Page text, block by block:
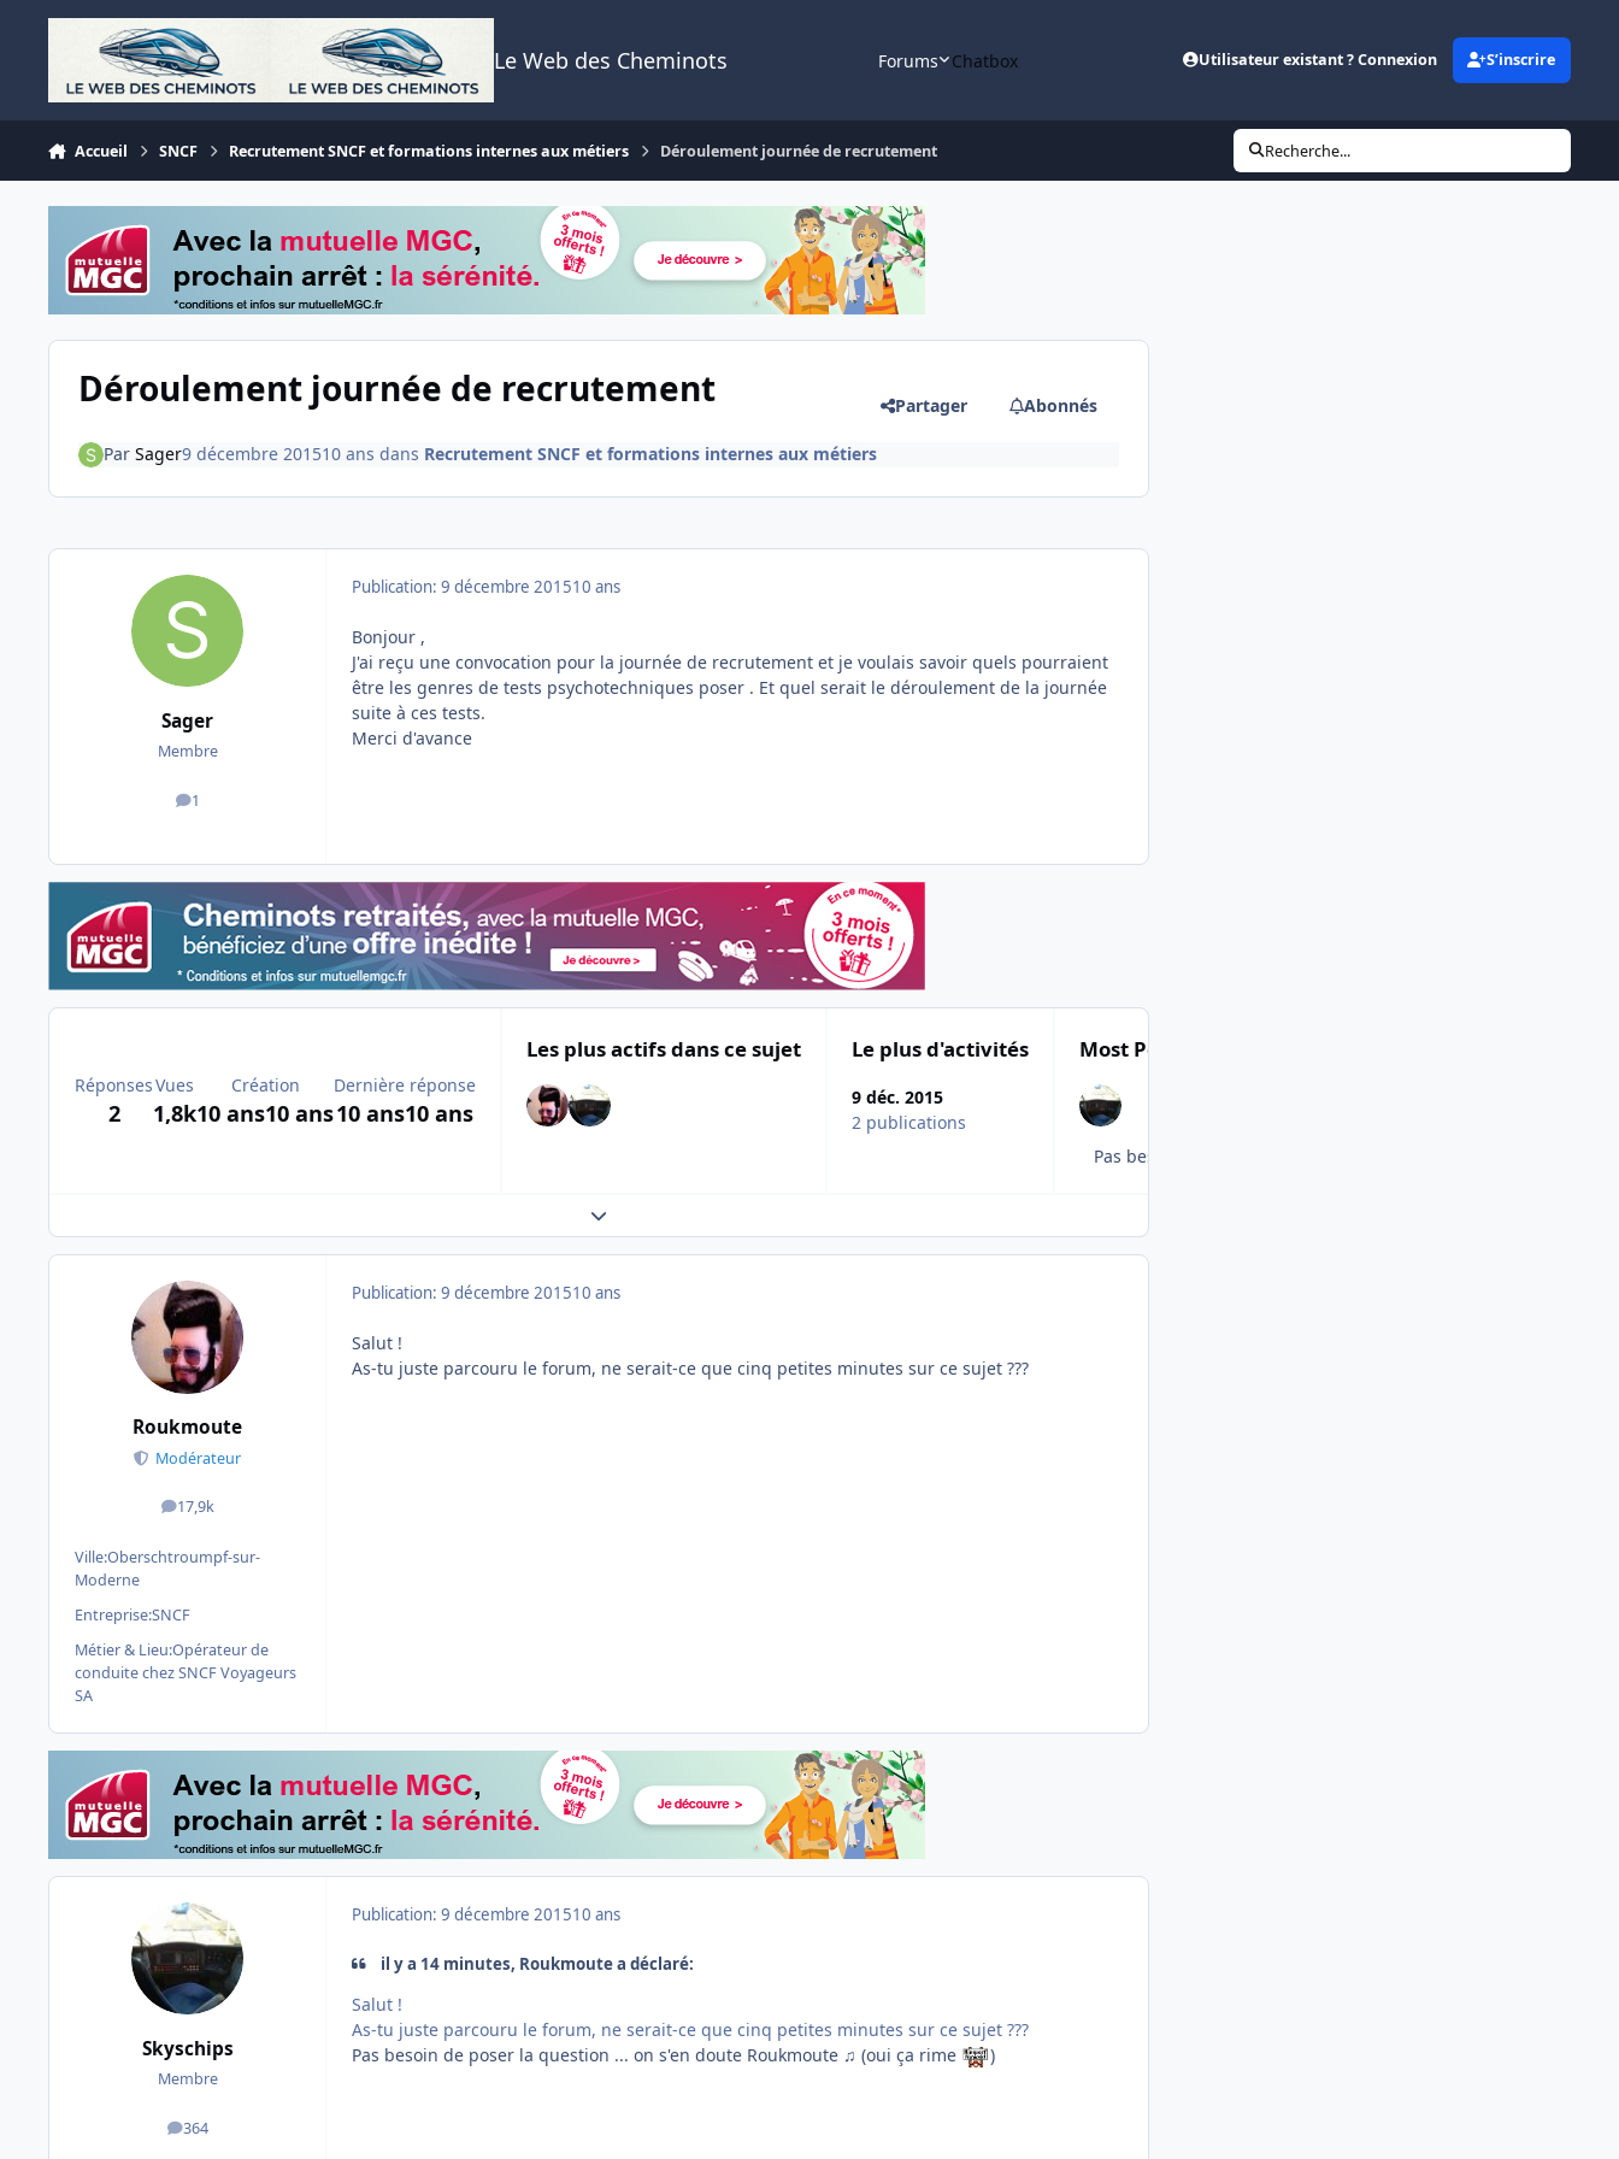
Aller au contenu
Le Web des Cheminots Forums Chatbox Utilisateur existant ? Connexion S’inscrire
Accueil SNCF Recrutement SNCF et formations internes aux métiers Déroulement journée de recrutement Recherche...
Déroulement journée de recrutement Partager Abonnés
Par Sager9 décembre 201510 ans dans Recrutement SNCF et formations internes aux métiers
Sager
Membre
1
messages
Publication: 9 décembre 201510 ans
Bonjour ,
J'ai reçu une convocation pour la journée de recrutement et je voulais savoir quels pourraient
être les genres de tests psychotechniques poser . Et quel serait le déroulement de la journée
suite à ces tests.
Merci d'avance
Réponses
2
Vues
1,8k
Création
10 ans10 ans
Dernière réponse
10 ans10 ans
Les plus actifs dans ce sujet Le plus d'activités
9 déc. 2015
2 publications
Most Popular Posts
Pas besoin de poser la question ... on s'en doute Roukmoute ♫
Expand topic overview
Roukmoute
Modérateur
17,9k
messages
Ville:Oberschtroumpf-sur-
Moderne
Entreprise:SNCF
Métier & Lieu:Opérateur de
conduite chez SNCF Voyageurs
SA
Publication: 9 décembre 201510 ans
Salut !
As-tu juste parcouru le forum, ne serait-ce que cinq petites minutes sur ce sujet ???
Skyschips
Membre
364
messages
Publication: 9 décembre 201510 ans
il y a 14 minutes, Roukmoute a déclaré:
Salut !
As-tu juste parcouru le forum, ne serait-ce que cinq petites minutes sur ce sujet ???
Pas besoin de poser la question ... on s'en doute Roukmoute ♫ (oui ça rime
)